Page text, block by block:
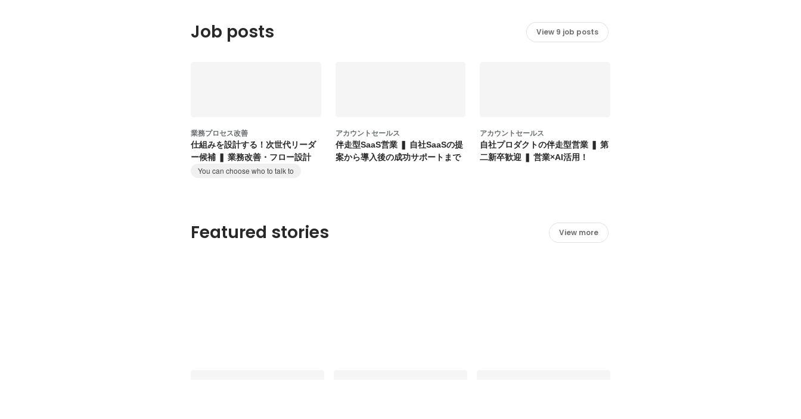
Job posts View 9 job posts
業務プロセス改善
仕組みを設計する！次世代リーダ
ー候補 ❚ 業務改善・フロー設計
You can choose who to talk to
アカウントセールス
伴走型SaaS営業 ❚ 自社SaaSの提
案から導入後の成功サポートまで
アカウントセールス
自社プロダクトの伴走型営業 ❚ 第
二新卒歓迎 ❚ 営業×AI活用！
Featured stories View more